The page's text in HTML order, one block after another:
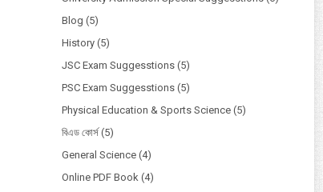
Blog (5)
History (5)
JSC Exam Suggesstions (5)
PSC Exam Suggesstions (5)
Physical Education & Sports Science (5)
বিএড কোর্স (5)
General Science (4)
Online PDF Book (4)